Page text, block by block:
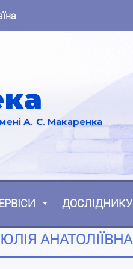
А. С. Макаренка
ДОСЛІДНИКУ
АНАТОЛІЇВНА